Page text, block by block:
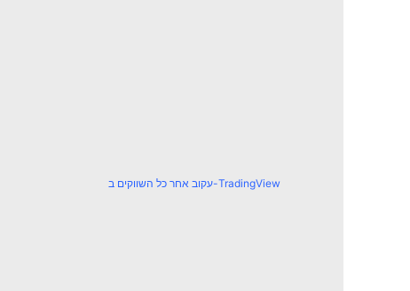
עקוב אחר כל השווקים ב-TradingView